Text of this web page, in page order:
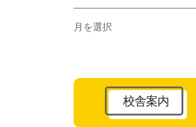
ア
ブ
校舎案内